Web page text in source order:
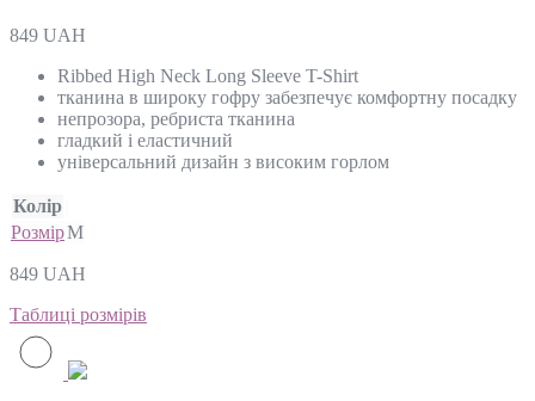
849 UAH
Ribbed High Neck Long Sleeve T-Shirt
тканина в широку гофру забезпечує комфортну посадку
непрозора, ребриста тканина
гладкий і еластичний
універсальний дизайн з високим горлом
Колір
РозмірM
849 UAH
Таблиці розмірів